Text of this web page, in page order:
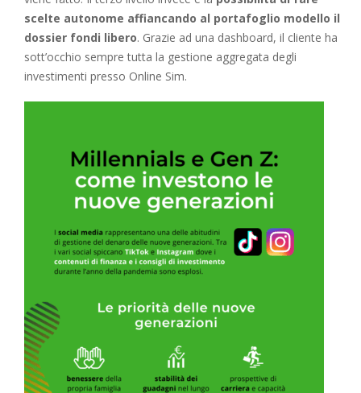
scelte autonome affiancando al portafoglio modello il
dossier fondi libero. Grazie ad una dashboard, il cliente ha
sott’occhio sempre tutta la gestione aggregata degli
investimenti presso Online Sim.